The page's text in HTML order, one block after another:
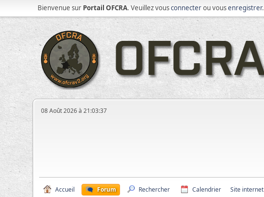
Bienvenue sur Portail OFCRA. Veuillez vousconnecterou vousenregistrer.
08 Août 2026 à 21:03:37
Accueil Forum Rechercher Calendrier Site internet